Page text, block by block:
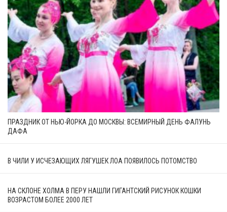
ПРАЗДНИК ОТ НЬЮ-ЙОРКА ДО МОСКВЫ: ВСЕМИРНЫЙ ДЕНЬ ФАЛУНЬ
ДАФА
В ЧИЛИ У ИСЧЕЗАЮЩИХ ЛЯГУШЕК ЛОА ПОЯВИЛОСЬ ПОТОМСТВО
НА СКЛОНЕ ХОЛМА В ПЕРУ НАШЛИ ГИГАНТСКИЙ РИСУНОК КОШКИ
ВОЗРАСТОМ БОЛЕЕ 2000 ЛЕТ